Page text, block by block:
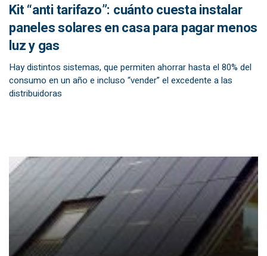
Kit “anti tarifazo”: cuánto cuesta instalar
paneles solares en casa para pagar menos
luz y gas
Hay distintos sistemas, que permiten ahorrar hasta el 80% del
consumo en un año e incluso “vender” el excedente a las
distribuidoras